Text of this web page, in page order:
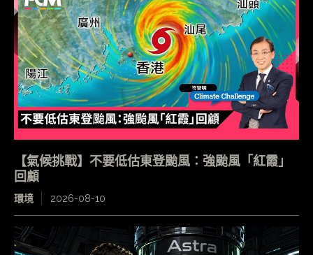
【氣候挑戰】不要低估東登颱風：強颱風「紅霞」
回顧
環境 2026-08-10